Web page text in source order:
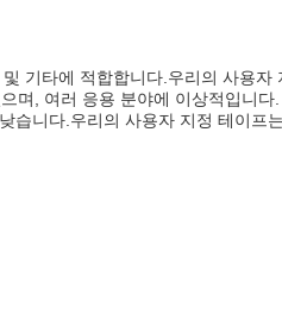
기타에 적합합니다.우리의 사용자
, 여러 응용 분야에 이상적입니다
니다.우리의 사용자 지정 테이프